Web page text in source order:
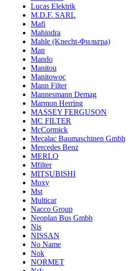
Lucas Elektrik
M.D.F. SARL
Mafi
Mahindra
Mahle (Knecht-Фильтра)
Man
Mando
Manitou
Manitowoc
Mann Filter
Mannesmann Demag
Marmon Herring
MASSEY FERGUSON
MC FILTER
McCormick
Mecalac Baumaschinen Gmbh
Mercedes Benz
MERLO
Mfilter
MITSUBISHI
Moxy
Mst
Multicar
Nacco Group
Neoplan Bus Gmbh
Nis
NISSAN
No Name
Nok
NORMET